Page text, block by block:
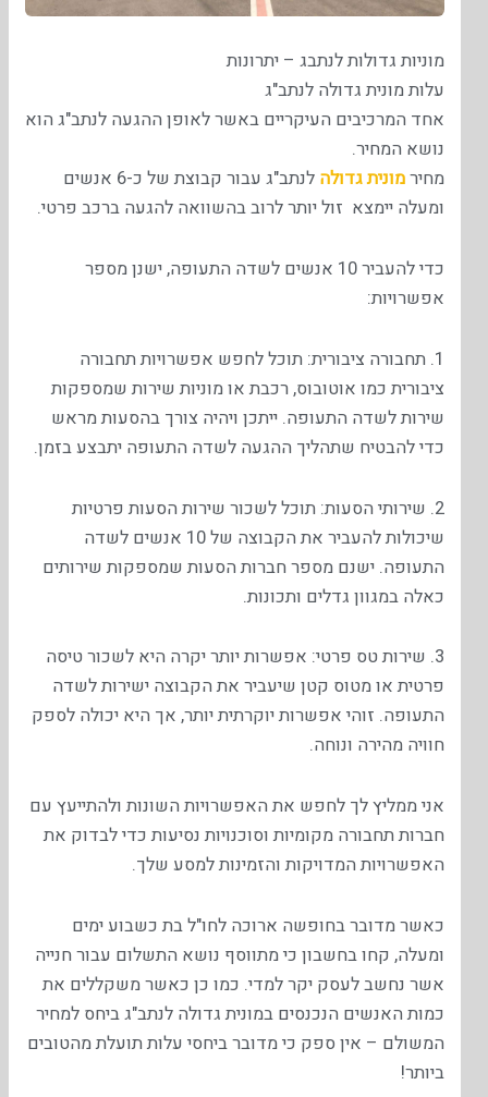
מוניות גדולות לנתבג – יתרונות
עלות מונית גדולה לנתב"ג
אחד המרכיבים העיקריים באשר לאופן ההגעה לנתב"ג הוא
נושא המחיר.
מחירמונית גדולה
לנתב"ג עבור קבוצת של כ-6 אנשים
ומעלה יימצא זול יותר לרוב בהשוואה להגעה ברכב פרטי.
כדי להעביר 10 אנשים לשדה התעופה, ישנן מספר
אפשרויות:
1. תחבורה ציבורית: תוכל לחפש אפשרויות תחבורה
ציבורית כמו אוטובוס, רכבת או מוניות שירות שמספקות
שירות לשדה התעופה. ייתכן ויהיה צורך בהסעות מראש
כדי להבטיח שתהליך ההגעה לשדה התעופה יתבצע בזמן.
2. שירותי הסעות: תוכל לשכור שירות הסעות פרטיות
שיכולות להעביר את הקבוצה של 10 אנשים לשדה
התעופה. ישנם מספר חברות הסעות שמספקות שירותים
כאלה במגוון גדלים ותכונות.
3. שירות טס פרטי: אפשרות יותר יקרה היא לשכור טיסה
פרטית או מטוס קטן שיעביר את הקבוצה ישירות לשדה
התעופה. זוהי אפשרות יוקרתית יותר, אך היא יכולה לספק
חוויה מהירה ונוחה.
אני ממליץ לך לחפש את האפשרויות השונות ולהתייעץ עם
חברות תחבורה מקומיות וסוכנויות נסיעות כדי לבדוק את
האפשרויות המדויקות והזמינות למסע שלך.
כאשר מדובר בחופשה ארוכה לחו"ל בת כשבוע ימים
ומעלה, קחו בחשבון כי מתווסף נושא התשלום עבור חנייה
אשר נחשב לעסק יקר למדי. כמו כן כאשר משקללים את
כמות האנשים הנכנסים במונית גדולה לנתב"ג ביחס למחיר
המשולם – אין ספק כי מדובר ביחסי עלות תועלת מהטובים
ביותר!